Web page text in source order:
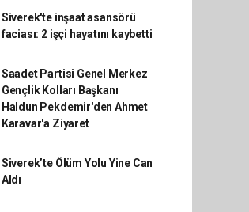
Siverek'te inşaat asansörü
faciası: 2 işçi hayatını kaybetti
Saadet Partisi Genel Merkez
Gençlik Kolları Başkanı
Haldun Pekdemir'den Ahmet
Karavar'a Ziyaret
Siverek’te Ölüm Yolu Yine Can
Aldı